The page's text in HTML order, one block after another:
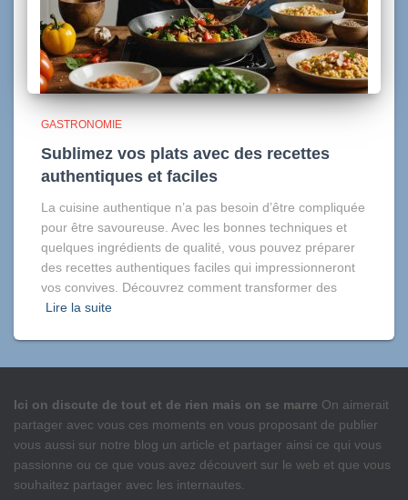
GASTRONOMIE
Sublimez vos plats avec des recettes
authentiques et faciles
La cuisine authentique n’a pas besoin d’être compliquée
pour être savoureuse. Avec les bonnes techniques et
quelques ingrédients de qualité, vous pouvez préparer
des recettes authentiques faciles qui impressionneront
vos convives. Découvrez comment transformer des
Lire la suite
Ici on discute de tout et de rien mais on se marre On aimerait
partager avec vous ces moments en vous proposant de publier
vous aussi sur notre blog un article et partager ainsi ce qui vous
passionne ou ce que vous avez découvert sur le web et que vous
souhaitez partager avec les internautes.